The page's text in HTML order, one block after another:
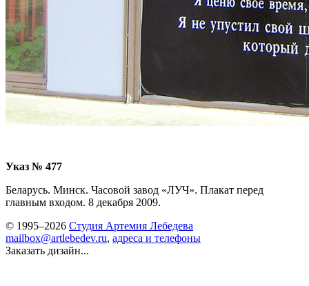
Указ № 477
Беларусь. Минск. Часовой завод «ЛУЧ». Плакат перед
главным входом. 8 декабря 2009.
© 1995–2026 Студия Артемия Лебедева
mailbox@artlebedev.ru, адреса и телефоны
Заказать дизайн...